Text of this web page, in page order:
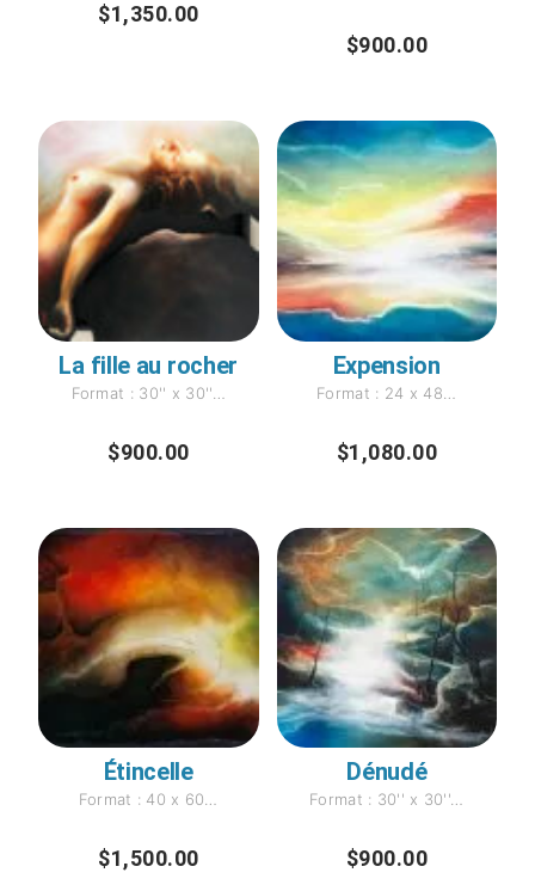
$1,350.00
$900.00
La fille au rocher
Format : 30'' x 30''…
$900.00
Expension
Format : 24 x 48…
$1,080.00
Étincelle
Format : 40 x 60…
$1,500.00
Dénudé
Format : 30'' x 30''…
$900.00